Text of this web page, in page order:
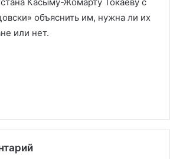
объяснить им, нужна ли их
или нет.